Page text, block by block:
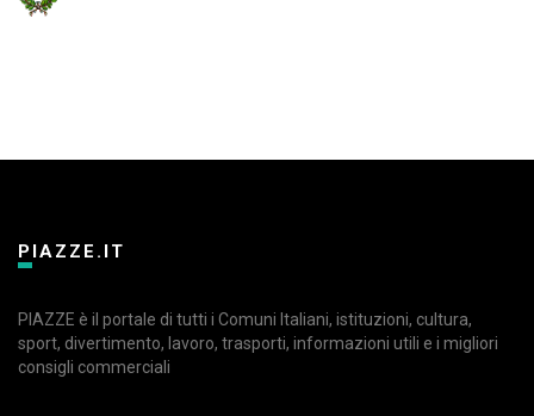
PIAZZE.IT
PIAZZE è il portale di tutti i Comuni Italiani, istituzioni, cultura,
sport, divertimento, lavoro, trasporti, informazioni utili e i migliori
consigli commerciali